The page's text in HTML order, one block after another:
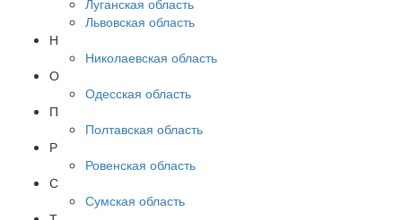
Луганская область
Львовская область
Н
Николаевская область
О
Одесская область
П
Полтавская область
Р
Ровенская область
С
Сумская область